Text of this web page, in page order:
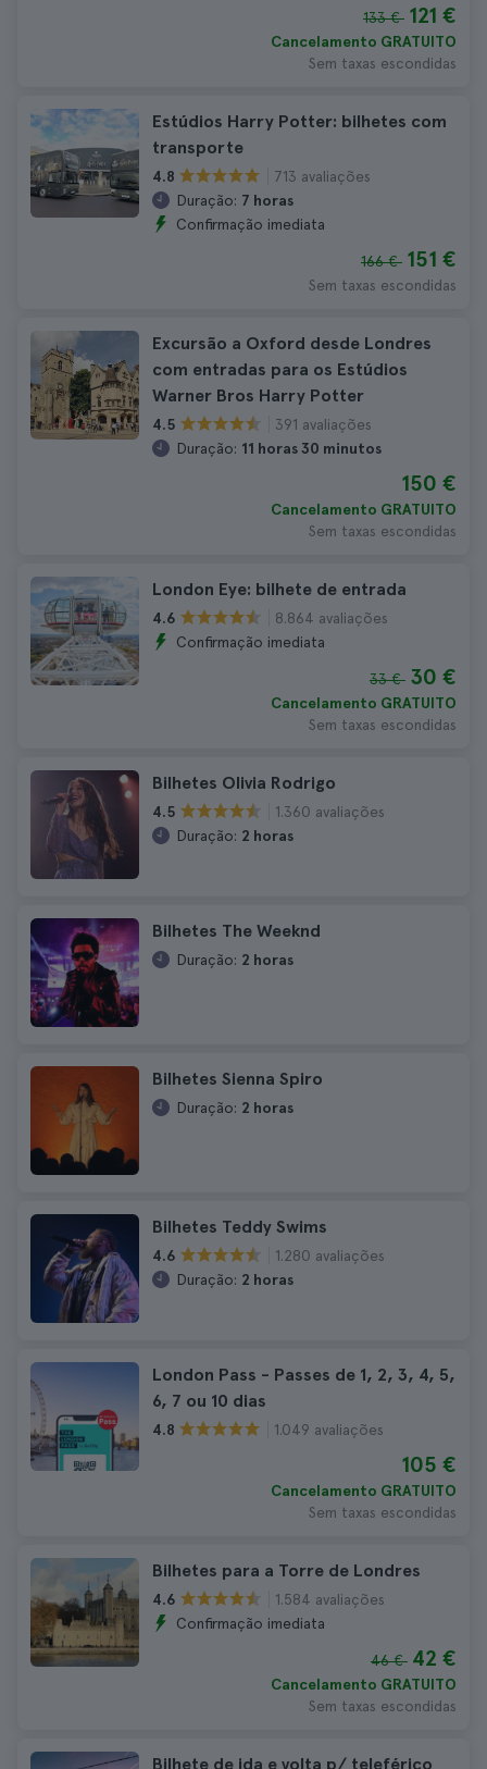
133 € 121 €
Cancelamento GRATUITO
Sem taxas escondidas
Estúdios Harry Potter: bilhetes com
transporte
4.8
713 avaliações
Duração: 7 horas
Confirmação imediata
166 € 151 €
Sem taxas escondidas
Excursão a Oxford desde Londres
com entradas para os Estúdios
Warner Bros Harry Potter
4.5
391 avaliações
Duração: 11 horas 30 minutos
150 €
Cancelamento GRATUITO
Sem taxas escondidas
London Eye: bilhete de entrada
4.6
8.864 avaliações
Confirmação imediata
33 € 30 €
Cancelamento GRATUITO
Sem taxas escondidas
Bilhetes Olivia Rodrigo
4.5
1.360 avaliações
Duração: 2 horas
Bilhetes The Weeknd
Duração: 2 horas
Bilhetes Sienna Spiro
Duração: 2 horas
Bilhetes Teddy Swims
4.6
1.280 avaliações
Duração: 2 horas
London Pass - Passes de 1, 2, 3, 4, 5,
6, 7 ou 10 dias
4.8 1.049 avaliações
105 €
Cancelamento GRATUITO
Sem taxas escondidas
Bilhetes para a Torre de Londres
4.6
1.584 avaliações
Confirmação imediata
46 € 42 €
Cancelamento GRATUITO
Sem taxas escondidas
Bilhete de ida e volta p/ teleférico